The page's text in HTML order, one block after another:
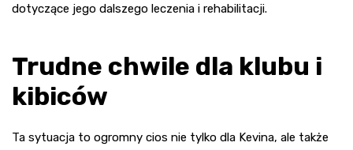
dotyczące jego dalszego leczenia i rehabilitacji.
Trudne chwile dla klubu i
kibiców
Ta sytuacja to ogromny cios nie tylko dla Kevina, ale także